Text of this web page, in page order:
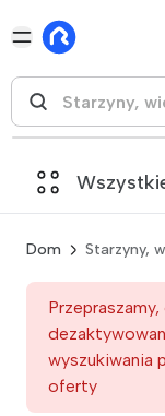
Dom Starzyny,
wyszukiwania
oferty